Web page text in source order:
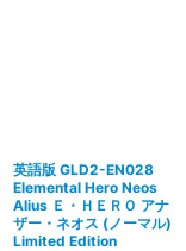
英語版 GLD2-EN028
Elemental Hero Neos
Alius Ｅ・ＨＥＲＯ アナ
ザー・ネオス (ノーマル)
Limited Edition